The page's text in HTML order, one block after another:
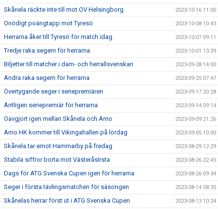
Skånela räckte inte till mot OV Helsingborg 2023-10-16 11:00
Onödigt poängtapp mot Tyresö 2023-10-08 10:43
Herrarna åker till Tyresö för match idag 2023-10-07 09:11
Tredje raka segern för herrarna 2023-10-01 13:39
Biljetter till matcher i dam- och herrallsvenskan 2023-09-28 14:00
Andra raka segern för herrarna 2023-09-25 07:47
Övertygande seger i seriepremiären 2023-09-17 20:28
Äntligen seriepremiär för herrarna 2023-09-14 09:14
Oavgjort igen mellan Skånela och Amo 2023-09-09 21:26
Amo HK kommer till Vikingahallen på lördag 2023-09-05 10:00
Skånela tar emot Hammarby på fredag 2023-08-29 12:29
Stabila siffror borta mot VästeråsIrsta 2023-08-26 22:45
Dags för ATG Svenska Cupen igen för herrarna 2023-08-26 09:34
Seger i första tävlingsmatchen för säsongen 2023-08-14 08:35
Skånelas herrar först ut i ATG Svenska Cupen 2023-08-13 10:24